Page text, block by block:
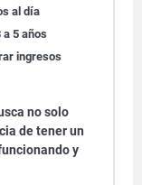
al día
5 años
ingresos
no solo
de tener un
y